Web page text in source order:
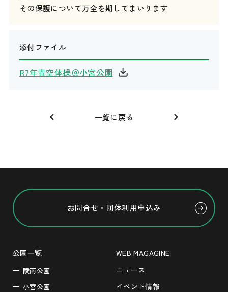
その保護について万全を期してまいります
添付ファイル
R7年青空体操＠小宮公園
一覧に戻る
お問合せ・団体利用申込み
公園一覧
陵南公園
小宮公園
WEB MAGAGINE
ニュース
イベント情報